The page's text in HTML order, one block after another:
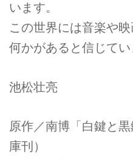
います。
この世界には音楽や
何かがあると信じてい
池松壮亮
原作／南博「白鍵と
庫刊）